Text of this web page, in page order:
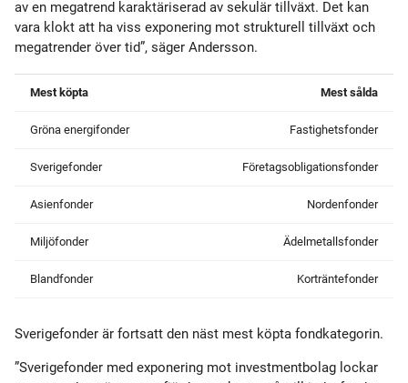
av en megatrend karaktäriserad av sekulär tillväxt. Det kan
vara klokt att ha viss exponering mot strukturell tillväxt och
megatrender över tid”, säger Andersson.
Mest köpta Mest sålda
Gröna energifonder Fastighetsfonder
Sverigefonder Företagsobligationsfonder
Asienfonder Nordenfonder
Miljöfonder Ädelmetallsfonder
Blandfonder Korträntefonder
Sverigefonder är fortsatt den näst mest köpta fondkategorin.
”Sverigefonder med exponering mot investmentbolag lockar